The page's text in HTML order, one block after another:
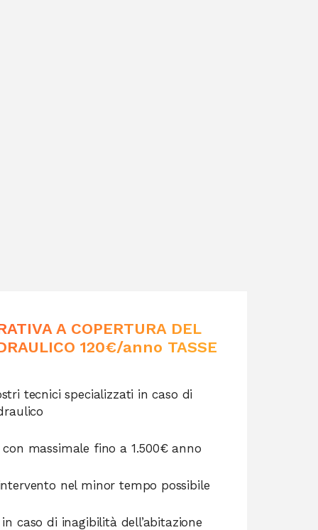
A COPERTURA DEL
120€/anno TASSE
tecnici specializzati in caso di
massimale fino a 1.500€ anno
nel minor tempo possibile
caso di inagibilità dell’abitazione